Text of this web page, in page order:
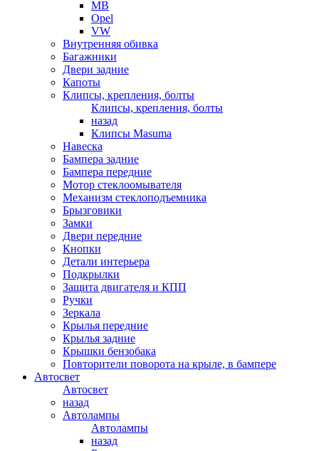
MB
Opel
VW
Внутренняя обивка
Багажники
Двери задние
Капоты
Клипсы, крепления, болты
Клипсы, крепления, болты
назад
Клипсы Masuma
Навеска
Бампера задние
Бампера передние
Мотор стеклоомывателя
Механизм стеклоподъемника
Брызговики
Замки
Двери передние
Кнопки
Детали интерьера
Подкрылки
Защита двигателя и КПП
Ручки
Зеркала
Крылья передние
Крылья задние
Крышки бензобака
Повторители поворота на крыле, в бампере
Автосвет
Автосвет
назад
Автолампы
Автолампы
назад